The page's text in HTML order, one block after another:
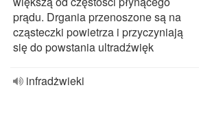
prądu. Drgania przenoszone są na
cząsteczki powietrza i przyczyniają
się do powstania ultradźwięk
infradżwieki